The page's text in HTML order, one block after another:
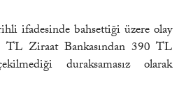
ifadesinde bahsettiği üzere olay
TL Ziraat Bankasından 390 TL
duraksamasız olarak